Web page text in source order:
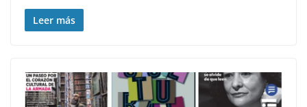
Leer más